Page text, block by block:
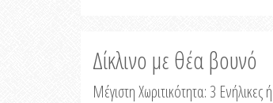
Δίκλινο με θέα βουνό
Μέγιστη Χωριτικότητα: 3 Ενήλικες